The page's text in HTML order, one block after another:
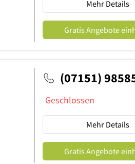
Mehr Details
Gratis Angebote
(07151)
Geschlossen
Mehr Details
Gratis Angebote